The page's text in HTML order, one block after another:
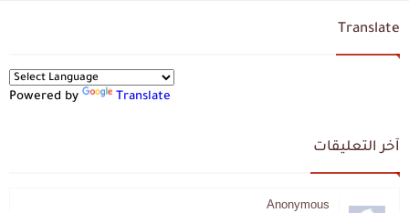
Translate
Powered by Translate
آخر التعليقات
Anonymous